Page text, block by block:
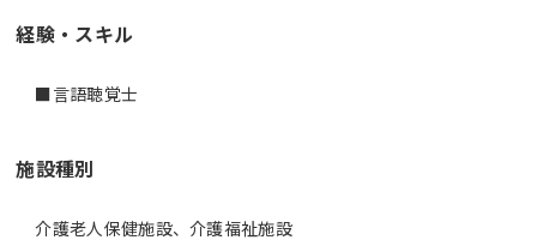
経験・スキル
施設種別
介護老人保健施設、介護福祉施設